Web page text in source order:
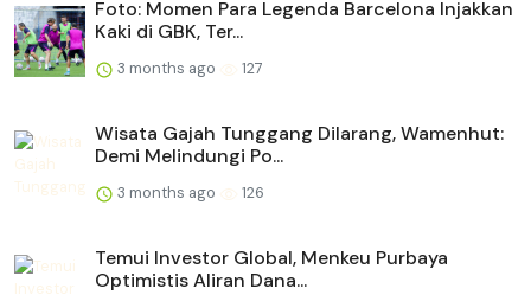
Foto: Momen Para Legenda Barcelona Injakkan
Kaki di GBK, Ter...
3 months ago 127
Wisata Gajah Tunggang Dilarang, Wamenhut:
Demi Melindungi Po...
3 months ago 126
Temui Investor Global, Menkeu Purbaya
Optimistis Aliran Dana...